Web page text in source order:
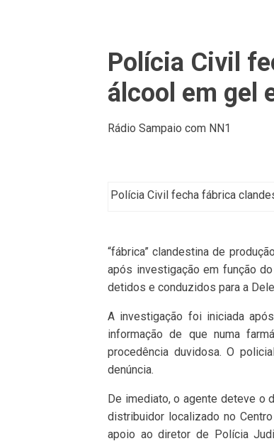
Polícia Civil
álcool em gel
Rádio Sampaio com NN1
Polícia Civil fecha fábrica
“fábrica” clandestina de
após investigação em função
detidos e conduzidos para a
A investigação foi iniciada
informação de que numa
procedência duvidosa. O
denúncia.
De imediato, o agente deteve o
distribuidor localizado no
apoio ao diretor de Polícia